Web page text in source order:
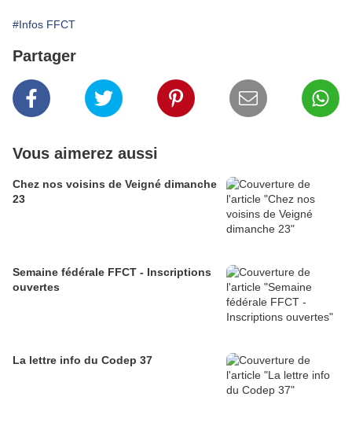
#Infos FFCT
Partager
Vous aimerez aussi
Chez nos voisins de Veigné dimanche
23
Semaine fédérale FFCT - Inscriptions
ouvertes
La lettre info du Codep 37